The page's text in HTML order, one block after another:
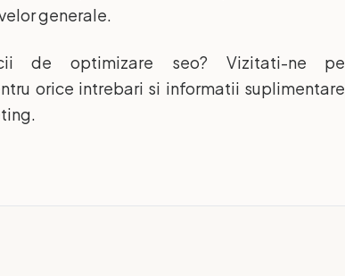
generale.
de optimizare seo? Vizitati-ne pe
orice intrebari si informatii suplimentare